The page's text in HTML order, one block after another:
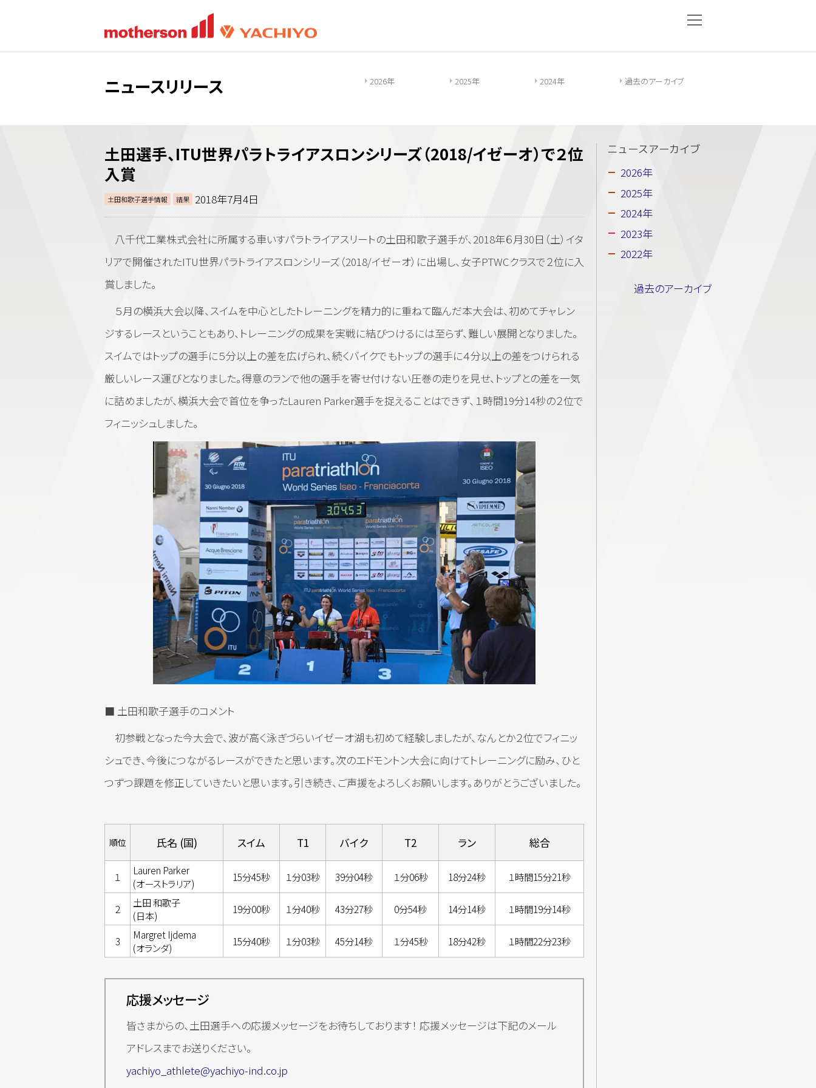
ニュースリリース 2026年 2025年 2024年 過去のアーカイブ
土田選手、ITU世界パラトライアスロンシリーズ（2018/イゼーオ）で２位
入賞
土田和歌子選手情報 結果 2018年7月4日
八千代工業株式会社に所属する車いすパラトライアスリートの土田和歌子選手が、2018年６月30日（土）イタ
リアで開催されたITU世界パラトライアスロンシリーズ（2018/イゼーオ）に出場し、女子PTWCクラスで２位に入
賞しました。
５月の横浜大会以降、スイムを中心としたトレーニングを精力的に重ねて臨んだ本大会は、初めてチャレン
ジするレースということもあり、トレーニングの成果を実戦に結びつけるには至らず、難しい展開となりました。
スイムではトップの選手に５分以上の差を広げられ、続くバイクでもトップの選手に４分以上の差をつけられる
厳しいレース運びとなりました。得意のランで他の選手を寄せ付けない圧巻の走りを見せ、トップとの差を一気
に詰めましたが、横浜大会で首位を争ったLauren Parker選手を捉えることはできず、１時間19分14秒の２位で
フィニッシュしました。
■ 土田和歌子選手のコメント
初参戦となった今大会で、波が高く泳ぎづらいイゼーオ湖も初めて経験しましたが、なんとか２位でフィニッ
シュでき、今後につながるレースができたと思います。次のエドモントン大会に向けてトレーニングに励み、ひと
つずつ課題を修正していきたいと思います。引き続き、ご声援をよろしくお願いします。ありがとうございました。
順位 氏名 (国) スイム T1 バイク T2 ラン 総合
１
Lauren Parker
(オーストラリア)
15分45秒 １分03秒 39分04秒 １分06秒 18分24秒 １時間15分21秒
2
土田 和歌子
(日本)
19分00秒 １分40秒 43分27秒 0分54秒 14分14秒 １時間19分14秒
3
Margret Ijdema
(オランダ)
15分40秒 １分03秒 45分14秒 １分45秒 18分42秒 １時間22分23秒
応援メッセージ
皆さまからの、土田選手への応援メッセージをお待ちしております！ 応援メッセージは下記のメール
アドレスまでお送りください。
yachiyo_athlete@yachiyo-ind.co.jp
ニュースアーカイブ
2026年
2025年
2024年
2023年
2022年
過去のアーカイブ